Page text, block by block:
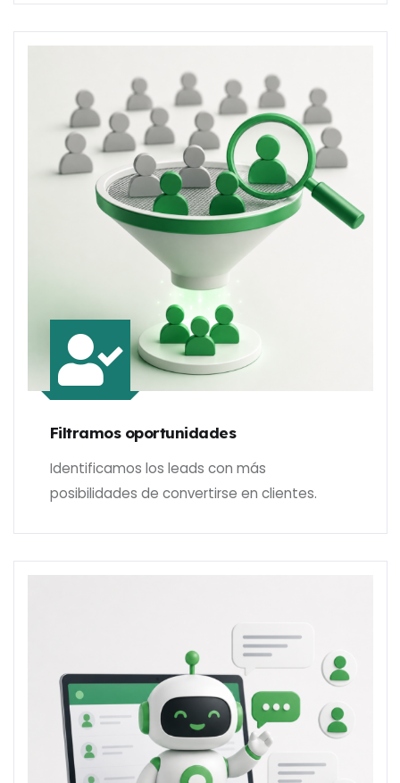
Filtramos oportunidades
Identificamos los leads con más
posibilidades de convertirse en clientes.